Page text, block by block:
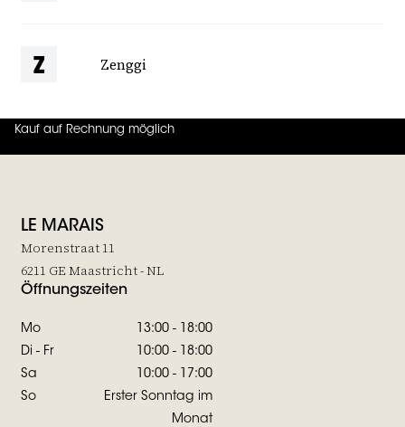
Z Zenggi
Kauf auf Rechnung möglich
4.7 von 5 (130 Bewertungen
LE MARAIS
Morenstraat 11
6211 GE Maastricht - NL
Öffnungszeiten
Mo
13:00 - 18:00
Di - Fr
10:00 - 18:00
Sa
10:00 - 17:00
So
Erster Sonntag im
Monat